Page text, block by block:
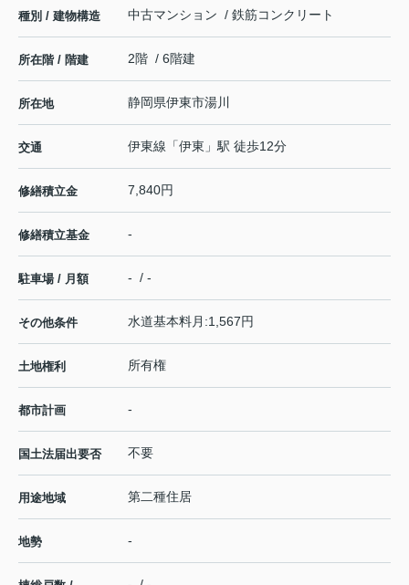
種別 / 建物構造 中古マンション / 鉄筋コンクリート
所在階 / 階建 2階 / 6階建
所在地 静岡県伊東市湯川
交通 伊東線 「伊東 」駅 徒歩12分
修繕積立金 7,840円
修繕積立基金 -
駐車場 / 月額 - / -
その他条件 水道基本料月:1,567円
土地権利 所有権
都市計画 -
国土法届出要否 不要
用途地域 第二種住居
地勢 -